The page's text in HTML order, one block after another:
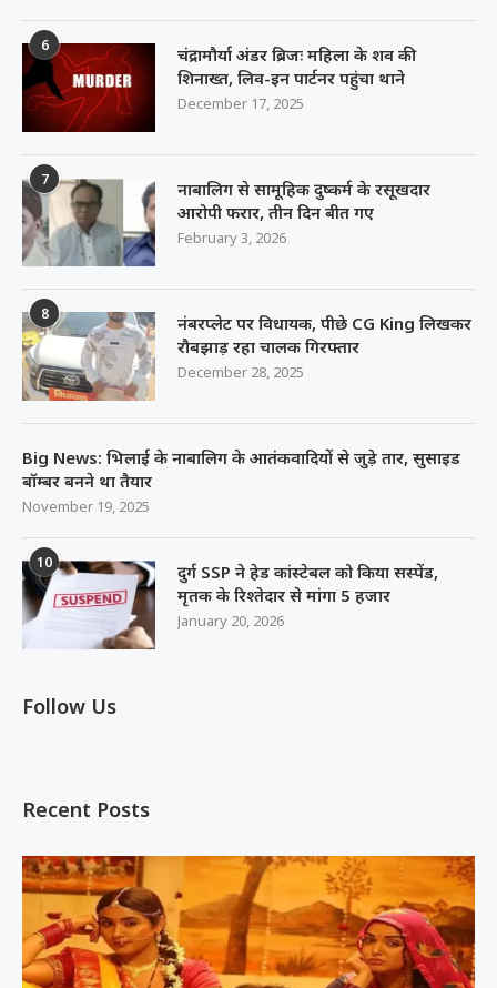
6
चंद्रामौर्या अंडर ब्रिजः महिला के शव की
शिनाख्त, लिव-इन पार्टनर पहुंचा थाने
December 17, 2025
7
नाबालिग से सामूहिक दुष्कर्म के रसूखदार
आरोपी फरार, तीन दिन बीत गए
February 3, 2026
8
नंबरप्लेट पर विधायक, पीछे CG King लिखकर
रौबझाड़ रहा चालक गिरफ्तार
December 28, 2025
Big News: भिलाई के नाबालिग के आतंकवादियों से जुड़े तार, सुसाइड
बॉम्बर बनने था तैयार
November 19, 2025
10
दुर्ग SSP ने हेड कांस्टेबल को किया सस्पेंड,
मृतक के रिश्तेदार से मांगा 5 हजार
January 20, 2026
Follow Us
Recent Posts